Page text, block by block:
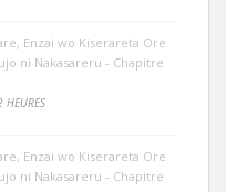
Enzai wo Kiserareta Ore
ni Nakasareru - Chapitre
HEURES
Enzai wo Kiserareta Ore
ni Nakasareru - Chapitre